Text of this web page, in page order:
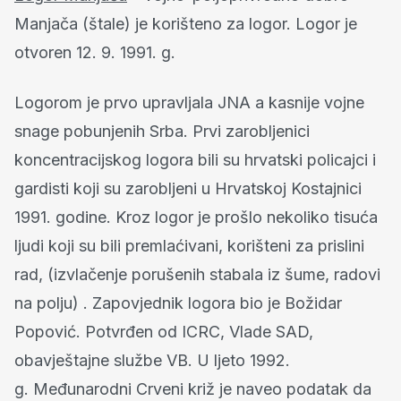
Manjača (štale) je korišteno za logor. Logor je
otvoren 12. 9. 1991. g.
Logorom je prvo upravljala JNA a kasnije vojne
snage pobunjenih Srba. Prvi zarobljenici
koncentracijskog logora bili su hrvatski policajci i
gardisti koji su zarobljeni u Hrvatskoj Kostajnici
1991. godine. Kroz logor je prošlo nekoliko tisuća
ljudi koji su bili premlaćivani, korišteni za prislini
rad, (izvlačenje porušenih stabala iz šume, radovi
na polju) . Zapovjednik logora bio je Božidar
Popović. Potvrđen od ICRC, Vlade SAD,
obavještajne službe VB. U ljeto 1992.
g. Međunarodni Crveni križ je naveo podatak da